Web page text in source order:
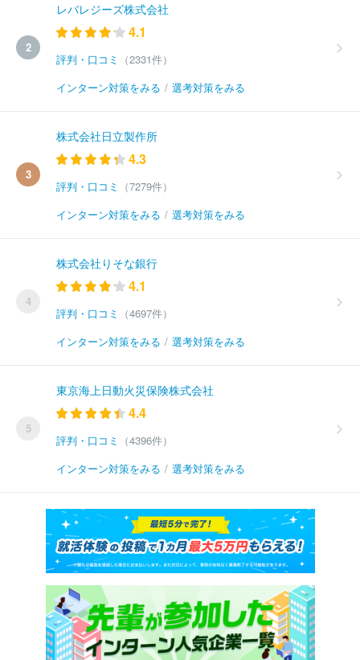
2
レバレジーズ株式会社
4.1
評判・口コミ
（2331件）
インターン対策をみる / 選考対策をみる
3
株式会社日立製作所
4.3
評判・口コミ
（7279件）
インターン対策をみる / 選考対策をみる
4
株式会社りそな銀行
4.1
評判・口コミ
（4697件）
インターン対策をみる / 選考対策をみる
5
東京海上日動火災保険株式会社
4.4
評判・口コミ
（4396件）
インターン対策をみる / 選考対策をみる